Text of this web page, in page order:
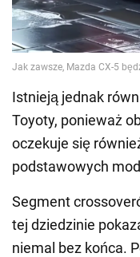
Istnieją jednak
Toyoty, ponieważ
oczekuje się
podstawowych
Segment
tej dziedzinie
niemal bez końca.